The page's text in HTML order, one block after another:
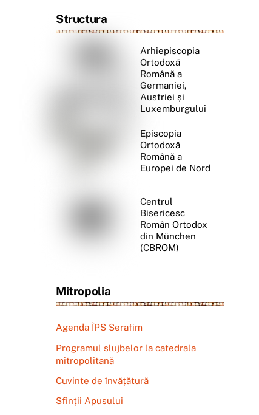
Structura
Arhiepiscopia
Ortodoxă
Română a
Germaniei,
Austriei și
Luxemburgului
Episcopia
Ortodoxă
Română a
Europei de Nord
Centrul
Bisericesc
Român Ortodox
din München
(CBROM)
Mitropolia
Agenda ÎPS Serafim
Programul slujbelor la catedrala
mitropolitană
Cuvinte de învățătură
Sfinții Apusului